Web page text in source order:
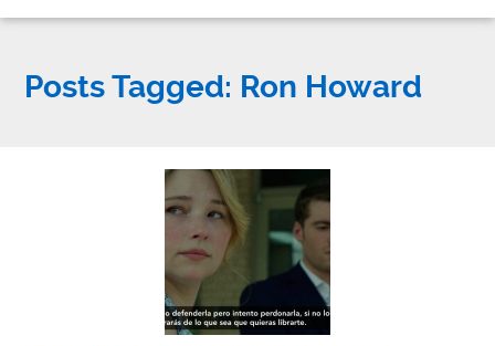
Posts Tagged: Ron Howard